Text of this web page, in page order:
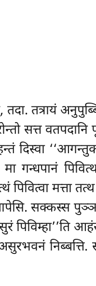
तत्रायं
सत्त वतपदानि
दिस्वा
गन्धपानं
मत्ता
सक्कस्स
निब्बत्ति.